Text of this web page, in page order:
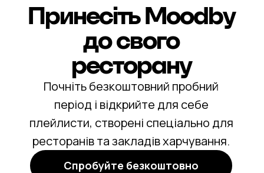
Принесіть Moodby
до свого
ресторану
Почніть безкоштовний пробний
період і відкрийте для себе
плейлисти, створені спеціально для
ресторанів та закладів харчування.
Спробуйте безкоштовно